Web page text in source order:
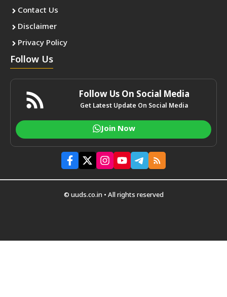
Contact Us
Disclaimer
Privacy Policy
Follow Us
Follow Us On Social Media
Get Latest Update On Social Media
Join Now
© uuds.co.in • All rights reserved